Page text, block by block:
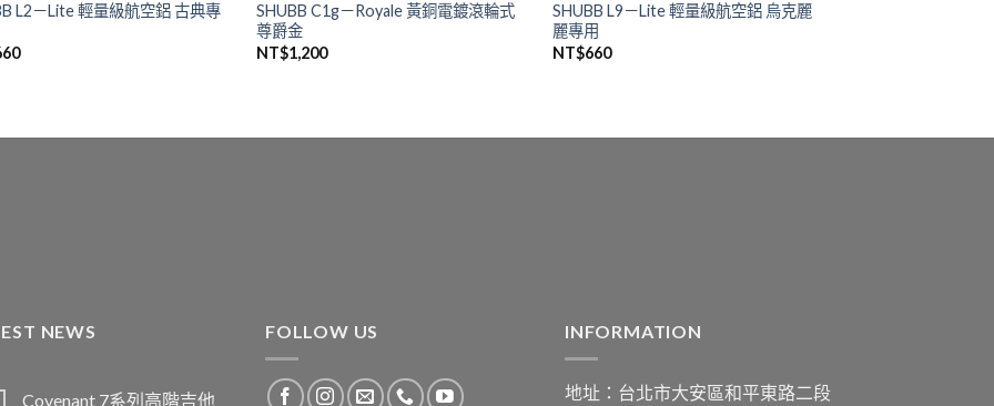
L2－Lite 輕量級航空鋁 古典專
SHUBB C1g－Royale 黃銅電鍍滾輪式
尊爵金
NT$1,200
SHUBB L9－Lite 輕量級航空鋁 烏克麗
麗專用
NT$660
NEWS
Covenant 7系列高階吉他
FOLLOW US INFORMATION
地址：台北市大安區和平東路二段